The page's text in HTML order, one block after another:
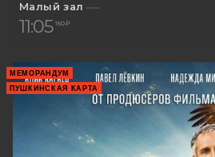
Малый зал
11:05 150 ₽
МЕМОРАНДУМ
ПУШКИНСКАЯ КАРТА